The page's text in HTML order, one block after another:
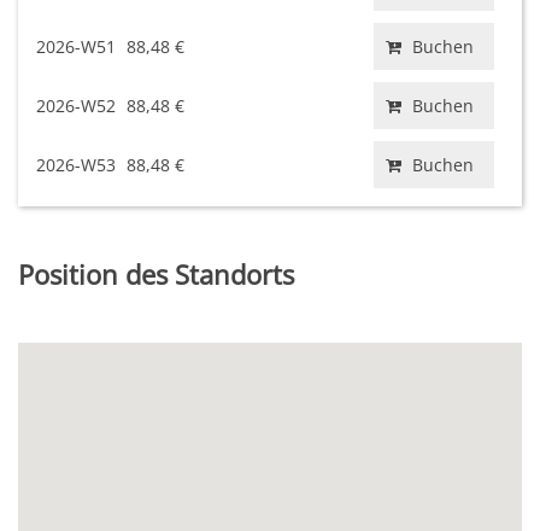
2026-W51 88,48 € Buchen
2026-W52 88,48 € Buchen
2026-W53 88,48 € Buchen
Position des Standorts